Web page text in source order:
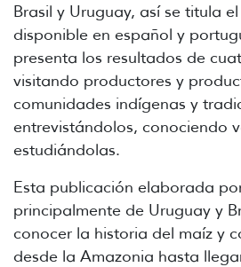
Brasil y Uruguay, así se titula
disponible en español y
presenta los resultados de
visitando productores y
comunidades indígenas y
entrevistándolos, conociendo
estudiándolas.
Esta publicación elaborada
principalmente de Uruguay y
conocer la historia del maíz y
desde la Amazonia hasta